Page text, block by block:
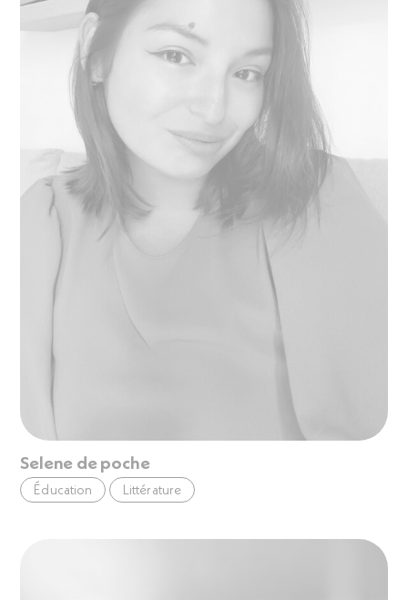
Selene de poche
Éducation Littérature